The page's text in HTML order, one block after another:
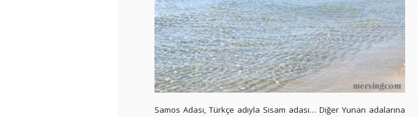
Samos Adası, Türkçe adıyla Sisam adası… Diğer Yunan adalarına